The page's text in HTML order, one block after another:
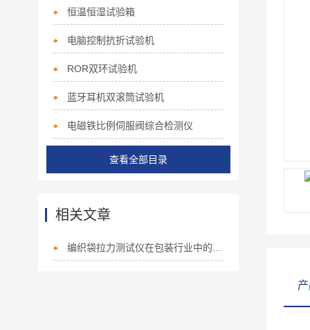
恒温恒湿试验箱
电脑控制抗折试验机
ROR双环试验机
蓝牙耳机双滚筒试验机
电磁铁比例伺服阀综合检测仪
查看全部目录
相关文章